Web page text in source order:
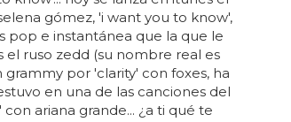
vacaciones en la costa
las que son sus primeras
lo que entendemos que ya está
queen latifah y sunovia, muy
ha llegado a negar su
se la ha visto en unos